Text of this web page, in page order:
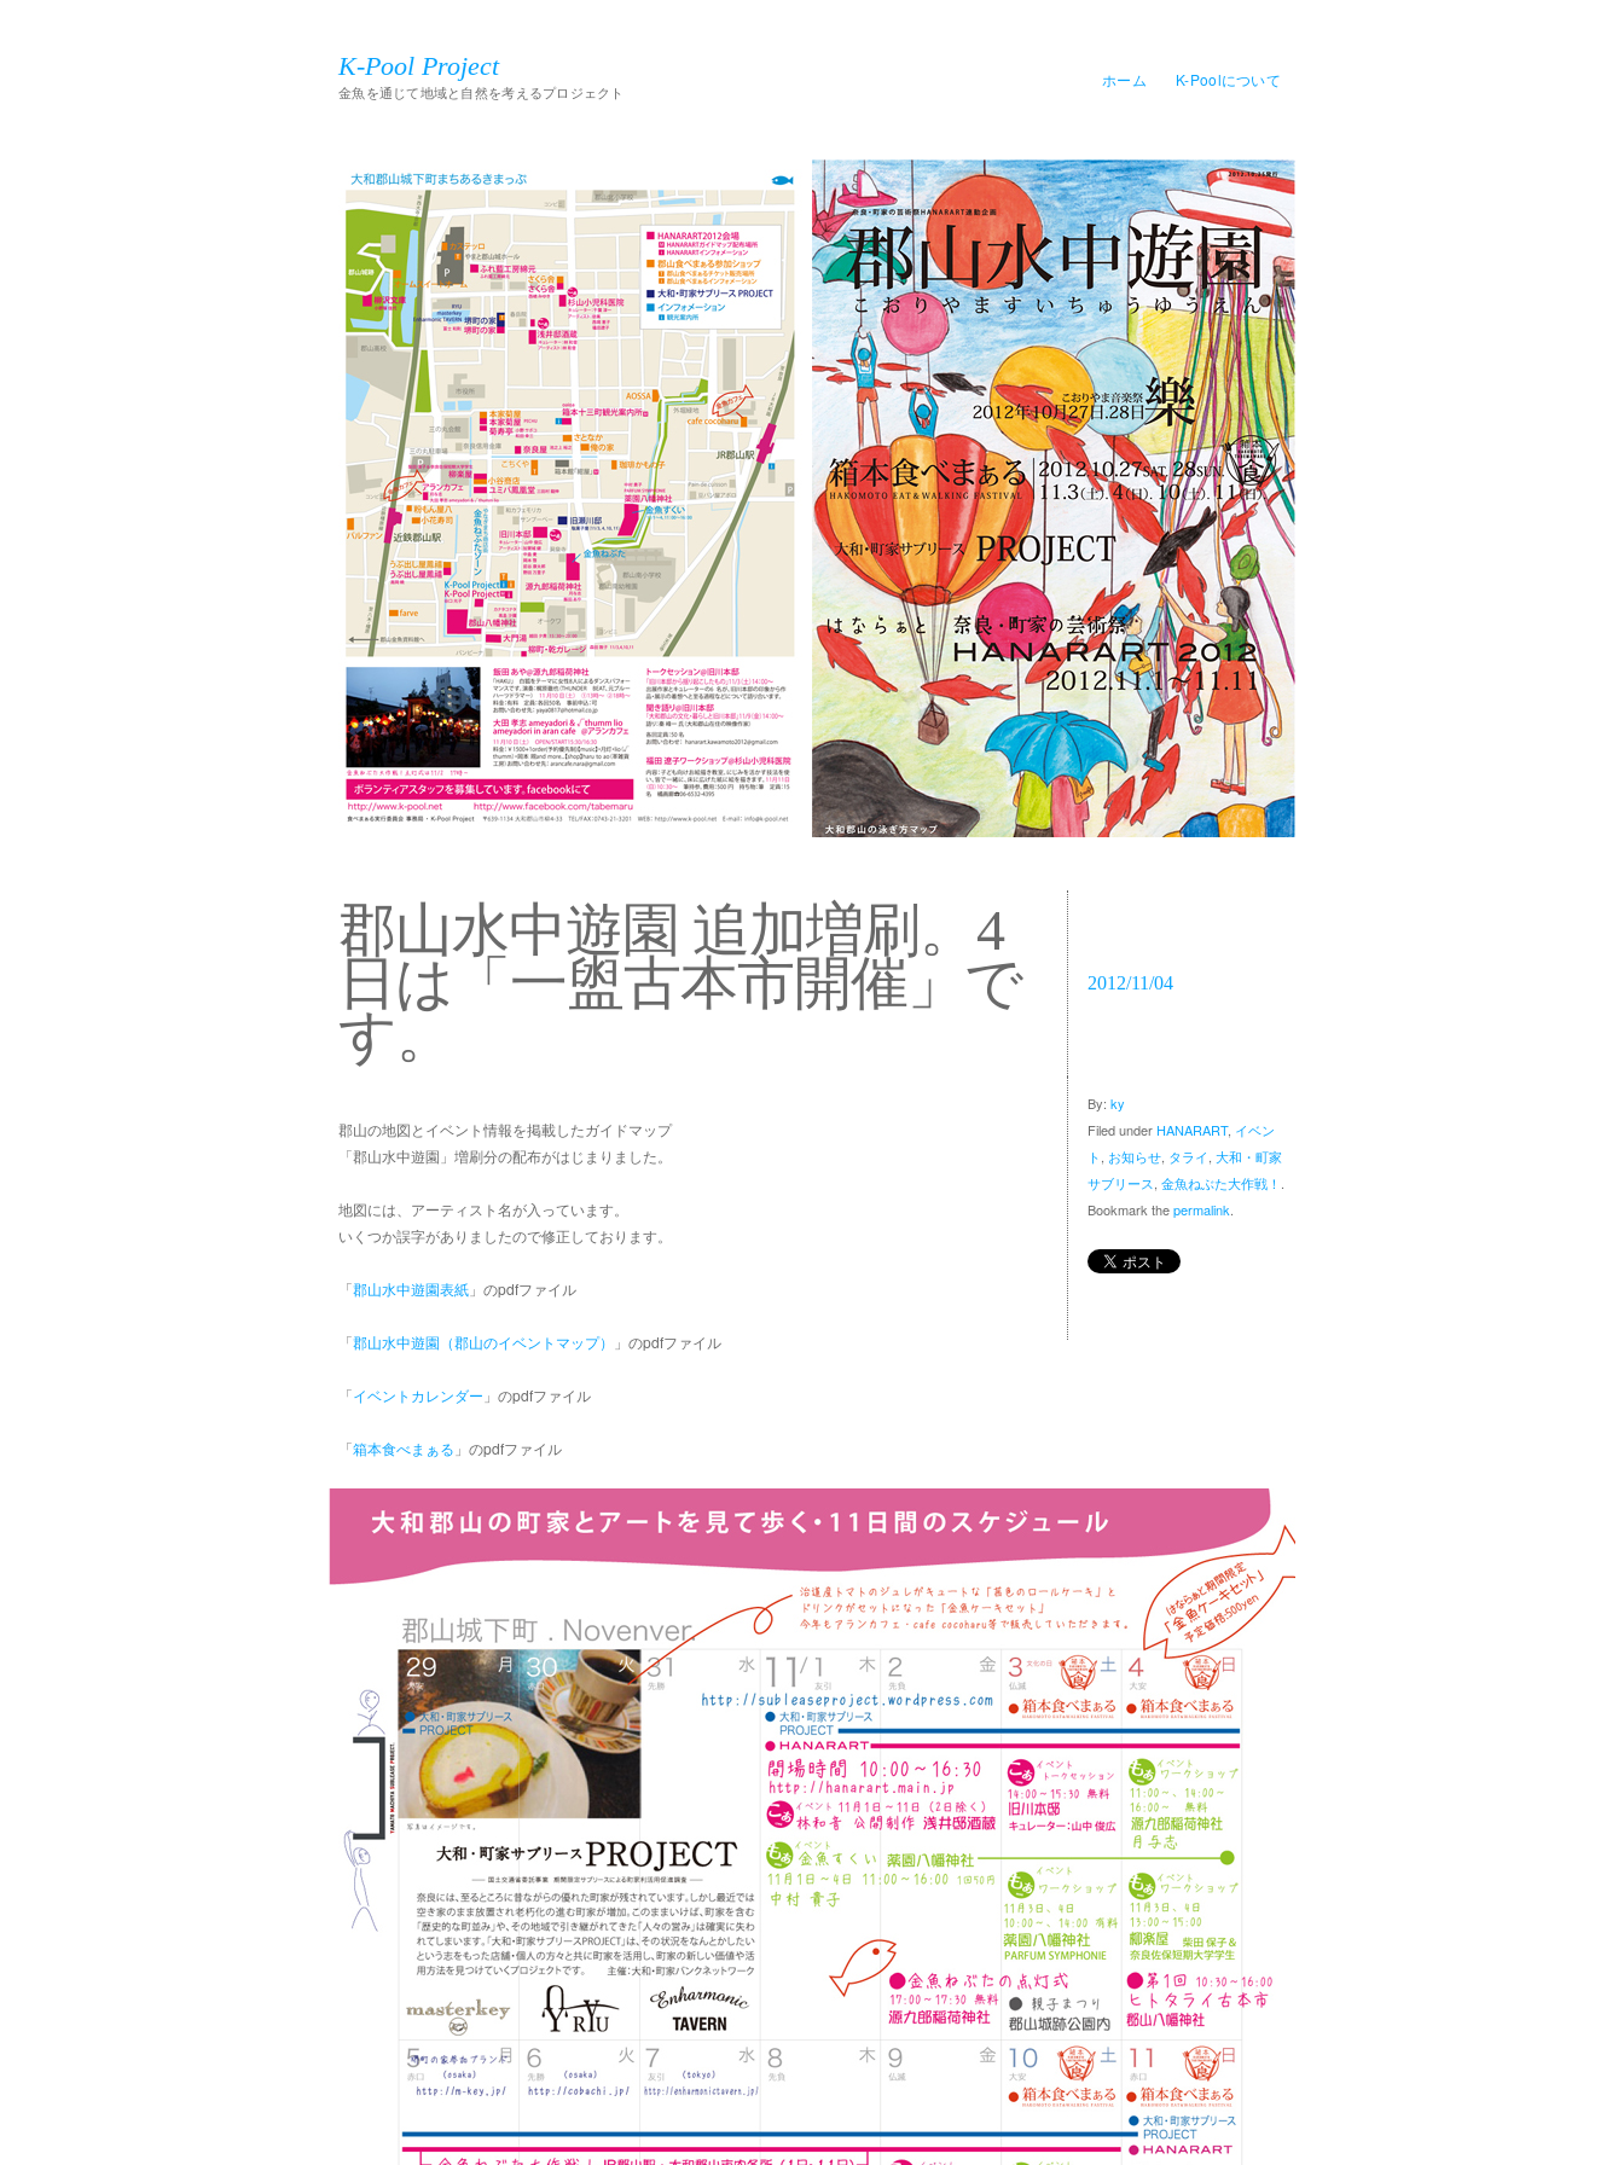
K-Pool Project
金魚を通じて地域と自然を考えるプロジェクト
ホーム K-Poolについて
郡山水中遊園 追加増刷。4
日は「一盥古本市開催」で
す。
2012/11/04
郡山の地図とイベント情報を掲載したガイドマップ
「郡山水中遊園」増刷分の配布がはじまりました。
地図には、アーティスト名が入っています。
いくつか誤字がありましたので修正しております。
「郡山水中遊園表紙 」のpdfファイル
「郡山水中遊園（郡山のイベントマップ） 」のpdfファイル
「イベントカレンダー 」のpdfファイル
「箱本食べまぁる 」のpdfファイル
By: ky
Filed under HANARART, イベン
ト お知らせ タライ 大和・町家
サブリース 金魚ねぶた大作戦！
Bookmark thepermalink